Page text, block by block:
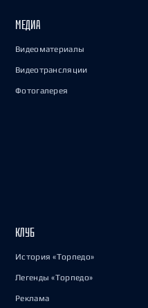
МЕДИА
Видеоматериалы
Видеотрансляции
Фотогалерея
КЛУБ
История «Торпедо»
Легенды «Торпедо»
Реклама